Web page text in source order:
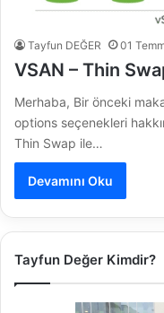
Tayfun DEĞER 01
VSAN – Thin
Merhaba, Bir önceki
options seçenekleri
Thin Swap ile…
Devamını Oku
Tayfun Değer Kimdir?